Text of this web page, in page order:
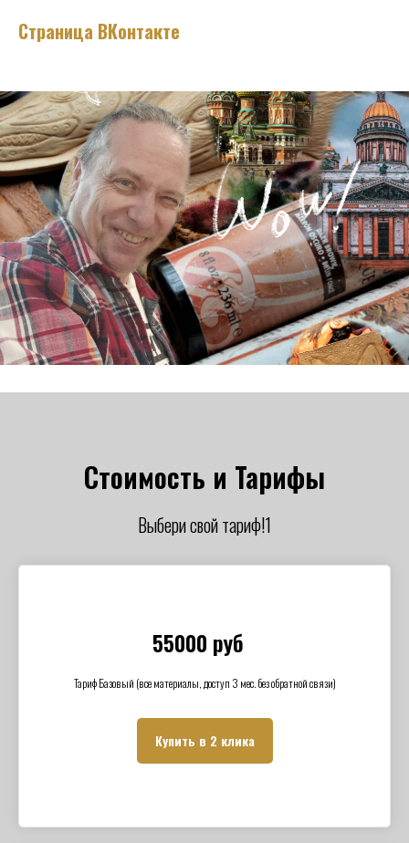
Страница ВКонтакте
Стоимость и Тарифы
Выбери свой тариф!1
55000 руб
Тариф Базовый (все материалы, доступ 3 мес. без обратной связи)
Купить в 2 клика